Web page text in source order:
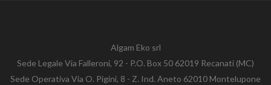
Algam Eko srl
Sede Legale Via Falleroni, 92 - P.O. Box 50 62019 Recanati (MC)
Sede Operativa Via O. Pigini, 8 - Z. Ind. Aneto 62010 Montelupone